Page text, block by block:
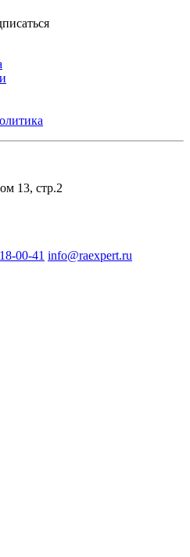
13, стр.2
00-41 info@raexpert.ru